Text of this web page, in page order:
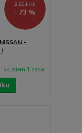
2 891 Kč
- 73 %
-
skladem 1 sada